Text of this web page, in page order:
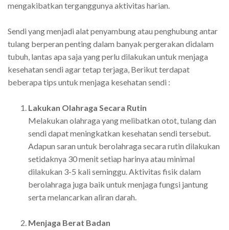
mengakibatkan terganggunya aktivitas harian.
Sendi yang menjadi alat penyambung atau penghubung antar
tulang berperan penting dalam banyak pergerakan didalam
tubuh, lantas apa saja yang perlu dilakukan untuk menjaga
kesehatan sendi agar tetap terjaga, Berikut terdapat
beberapa tips untuk menjaga kesehatan sendi :
Lakukan Olahraga Secara Rutin
Melakukan olahraga yang melibatkan otot, tulang dan
sendi dapat meningkatkan kesehatan sendi tersebut.
Adapun saran untuk berolahraga secara rutin dilakukan
setidaknya 30 menit setiap harinya atau minimal
dilakukan 3-5 kali seminggu. Aktivitas fisik dalam
berolahraga juga baik untuk menjaga fungsi jantung
serta melancarkan aliran darah.
Menjaga Berat Badan